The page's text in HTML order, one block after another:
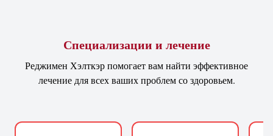
Специализации и лечение
Реджимен Хэлткэр помогает вам найти эффективное
лечение для всех ваших проблем со здоровьем.